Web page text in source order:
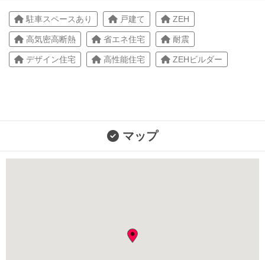
駐車スペースあり 戸建て ZEH
高気密高断熱 省エネ住宅 耐震
デザイン住宅 高性能住宅 ZEHビルダー
マップ